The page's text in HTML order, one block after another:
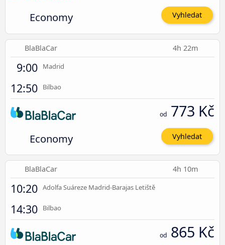
Economy Vyhledat
BlaBlaCar 4h 22m
9:00 Madrid
12:50 Bilbao
Economy
od 773 Kč
Vyhledat
BlaBlaCar 4h 10m
10:20 Adolfa Suáreze Madrid-Barajas Letiště
14:30 Bilbao
od 865 Kč